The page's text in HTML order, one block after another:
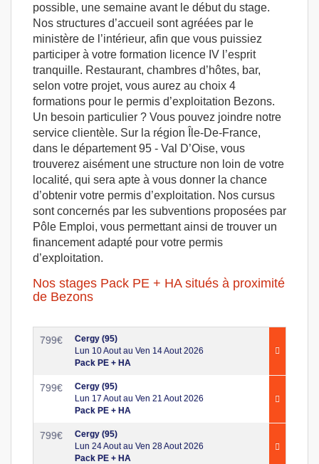
possible, une semaine avant le début du stage.
Nos structures d’accueil sont agréées par le
ministère de l’intérieur, afin que vous puissiez
participer à votre formation licence IV l’esprit
tranquille. Restaurant, chambres d’hôtes, bar,
selon votre projet, vous aurez au choix 4
formations pour le permis d’exploitation Bezons.
Un besoin particulier ? Vous pouvez joindre notre
service clientèle. Sur la région Île-De-France,
dans le département 95 - Val D’Oise, vous
trouverez aisément une structure non loin de votre
localité, qui sera apte à vous donner la chance
d’obtenir votre permis d’exploitation. Nos cursus
sont concernés par les subventions proposées par
Pôle Emploi, vous permettant ainsi de trouver un
financement adapté pour votre permis
d’exploitation.
Nos stages Pack PE + HA situés à proximité
de Bezons
799€
Cergy (95)
Lun 10 Aout au Ven 14 Aout 2026
Pack PE + HA
799€
Cergy (95)
Lun 17 Aout au Ven 21 Aout 2026
Pack PE + HA
799€
Cergy (95)
Lun 24 Aout au Ven 28 Aout 2026
Pack PE + HA